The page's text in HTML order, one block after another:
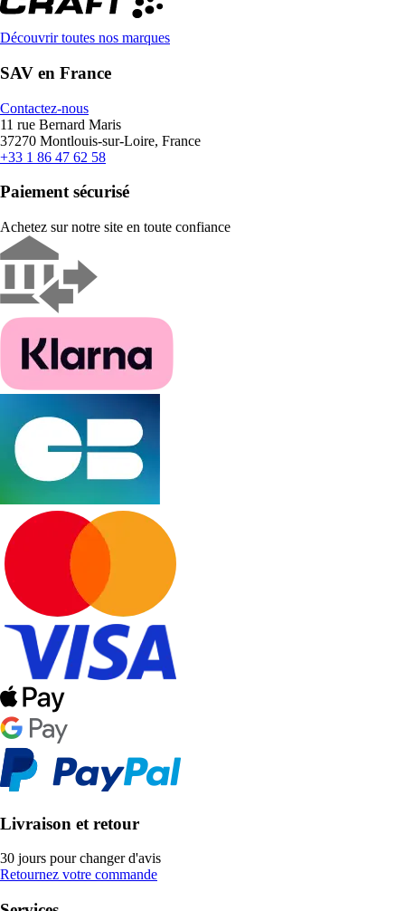
Découvrir toutes nos marques
SAV en France
Contactez-nous
11 rue Bernard Maris
37270 Montlouis-sur-Loire, France
+33 1 86 47 62 58
Paiement sécurisé
Achetez sur notre site en toute confiance
Livraison et retour
30 jours pour changer d'avis
Retournez votre commande